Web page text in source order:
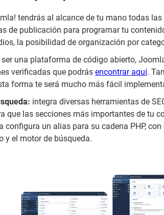
tendrás al alcance de tu mano todas
de publicación para programar tu
la posibilidad de organización por
ser una plataforma de código abierto,
verificadas que podrás encontrar aquí.
forma te será mucho más fácil
integra diversas herramientas de
que las secciones más importantes de tu
un alias para su cadena PHP,
y el motor de búsqueda.